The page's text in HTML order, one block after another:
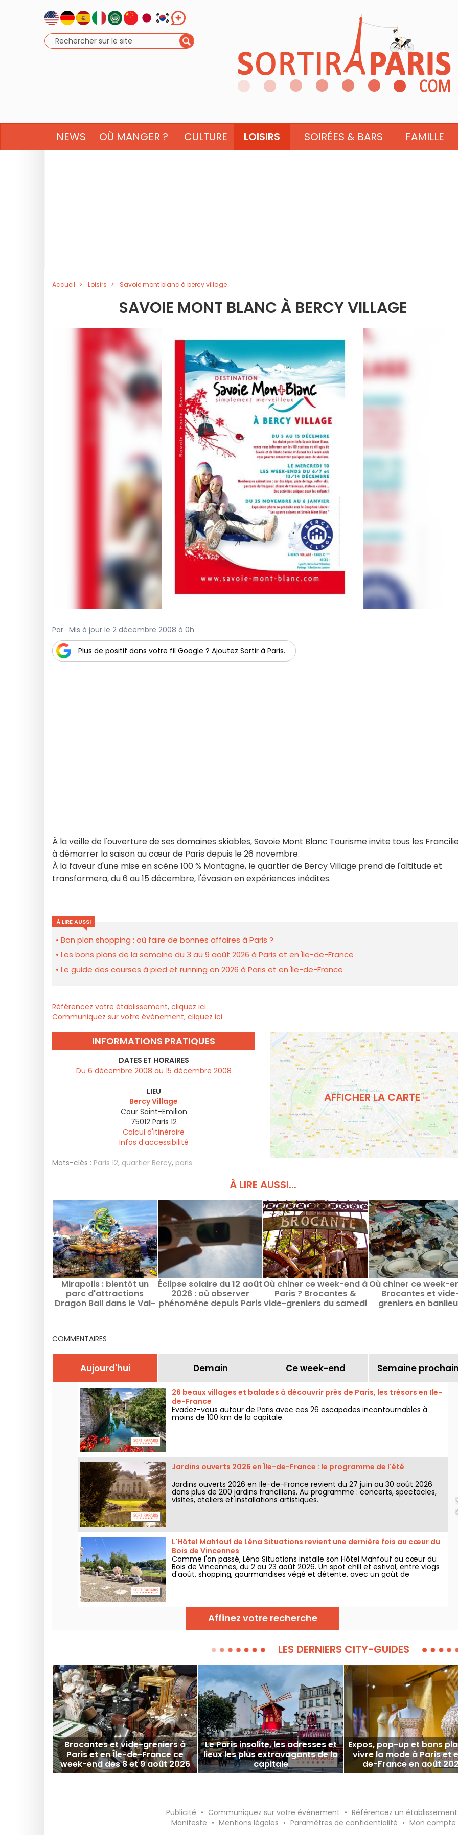
NEWS OÙ MANGER ? CULTURE LOISIRS SOIRÉES & BARS FAMILLE
Accueil Loisirs Savoie mont blanc à bercy village
SAVOIE MONT BLANC À BERCY VILLAGE
Par · Mis à jour le 2 décembre 2008 à 0h
Plus de positif dans votre fil Google ? Ajoutez Sortir à Paris.
À la veille de l'ouverture de ses domaines skiables, Savoie Mont Blanc Tourisme invite tous les
à démarrer la saison au cœur de Paris depuis le 26 novembre.
À la faveur d'une mise en scène 100 % Montagne, le quartier de Bercy Village prend de l'altitude et
transformera, du 6 au 15 décembre, l'évasion en expériences inédites.
À LIRE AUSSI
Bon plan shopping : où faire de bonnes affaires à Paris ?
Les bons plans de la semaine du 3 au 9 août 2026 à Paris et en Île-de-France
Le guide des courses à pied et running en 2026 à Paris et en Île-de-France
Référencez votre établissement, cliquez ici
Communiquez sur votre évènement, cliquez ici
INFORMATIONS PRATIQUES
DATES ET HORAIRES
Du 6 décembre 2008 au 15 décembre 2008
LIEU
Bercy Village
Cour Saint-Emilion
75012 Paris 12
Calcul d'itinéraire
Infos d’accessibilité
AFFICHER LA CARTE
Mots-clés : Paris 12, quartier Bercy, paris
À LIRE AUSSI...
Mirapolis : bientôt un
parc d'attractions
Dragon Ball dans le Val-
Éclipse solaire du 12 août
2026 : où observer
phénomène depuis Paris
Où chiner ce week-end à
Paris ? Brocantes &
vide-greniers du samedi
Où chiner ce week-
Brocantes et
greniers en
COMMENTAIRES
Aujourd'hui Demain Ce week-end Semaine
26 beaux villages et balades à découvrir près de Paris, les trésors en Ile-
de-France
Évadez-vous autour de Paris avec ces 26 escapades incontournables à
moins de 100 km de la capitale.
Jardins ouverts 2026 en Île-de-France : le programme de l'été
Jardins ouverts 2026 en Île-de-France revient du 27 juin au 30 août 2026
dans plus de 200 jardins franciliens. Au programme : concerts, spectacles,
visites, ateliers et installations artistiques.
L'Hôtel Mahfouf de Léna Situations revient une dernière fois au cœur du
Bois de Vincennes
Comme l'an passé, Léna Situations installe son Hôtel Mahfouf au cœur du
Bois de Vincennes, du 2 au 23 août 2026. Un spot chill et estival, entre vlogs
d'août, shopping, gourmandises végé et détente, avec un goût de
Affinez votre recherche
LES DERNIERS CITY-GUIDES
Brocantes et vide-greniers à
Paris et en Île-de-France ce
week-end des 8 et 9 août 2026
Le Paris insolite, les adresses et
lieux les plus extravagants de la
capitale
Expos, pop-up et bons
vivre la mode à Paris et
de-France en août
Publicité • Communiquez sur votre événement • Référencez un établissement
Manifeste • Mentions légales • Paramètres de confidentialité • Mon compte